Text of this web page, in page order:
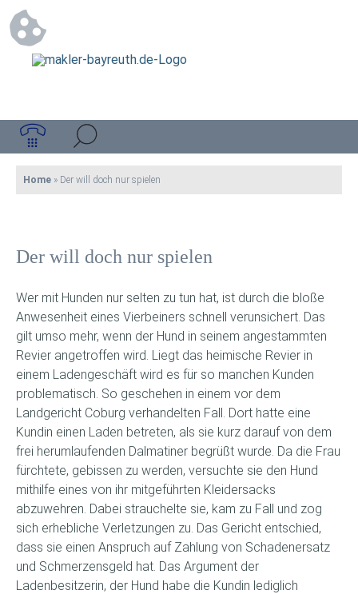
Home » Der will doch nur spielen
Der will doch nur spielen
Wer mit Hunden nur selten zu tun hat, ist durch die bloße
Anwesenheit eines Vierbeiners schnell verunsichert. Das
gilt umso mehr, wenn der Hund in seinem angestammten
Revier angetroffen wird. Liegt das heimische Revier in
einem Ladengeschäft wird es für so manchen Kunden
problematisch. So geschehen in einem vor dem
Landgericht Coburg verhandelten Fall. Dort hatte eine
Kundin einen Laden betreten, als sie kurz darauf von dem
frei herumlaufenden Dalmatiner begrüßt wurde. Da die Frau
fürchtete, gebissen zu werden, versuchte sie den Hund
mithilfe eines von ihr mitgeführten Kleidersacks
abzuwehren. Dabei strauchelte sie, kam zu Fall und zog
sich erhebliche Verletzungen zu. Das Gericht entschied,
dass sie einen Anspruch auf Zahlung von Schadenersatz
und Schmerzensgeld hat. Das Argument der
Ladenbesitzerin, der Hund habe die Kundin lediglich